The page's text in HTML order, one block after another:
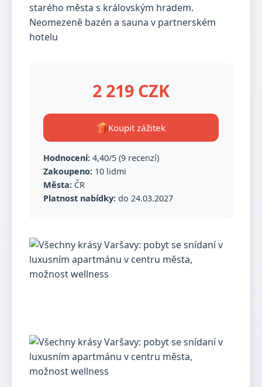
starého města s královským hradem.
Neomezeně bazén a sauna v partnerském
hotelu
2 219 CZK
Koupit zážitek
Hodnocení: 4,40/5 (9 recenzí)
Zakoupeno: 10 lidmi
Města: ČR
Platnost nabídky: do 24.03.2027